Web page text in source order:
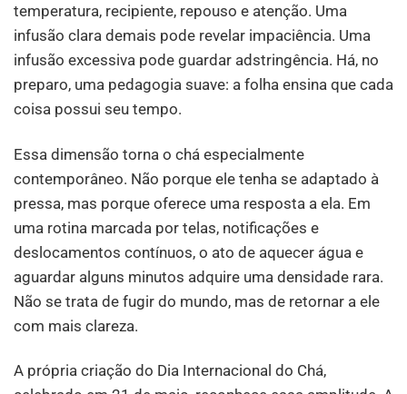
temperatura, recipiente, repouso e atenção. Uma
infusão clara demais pode revelar impaciência. Uma
infusão excessiva pode guardar adstringência. Há, no
preparo, uma pedagogia suave: a folha ensina que cada
coisa possui seu tempo.
Essa dimensão torna o chá especialmente
contemporâneo. Não porque ele tenha se adaptado à
pressa, mas porque oferece uma resposta a ela. Em
uma rotina marcada por telas, notificações e
deslocamentos contínuos, o ato de aquecer água e
aguardar alguns minutos adquire uma densidade rara.
Não se trata de fugir do mundo, mas de retornar a ele
com mais clareza.
A própria criação do Dia Internacional do Chá,